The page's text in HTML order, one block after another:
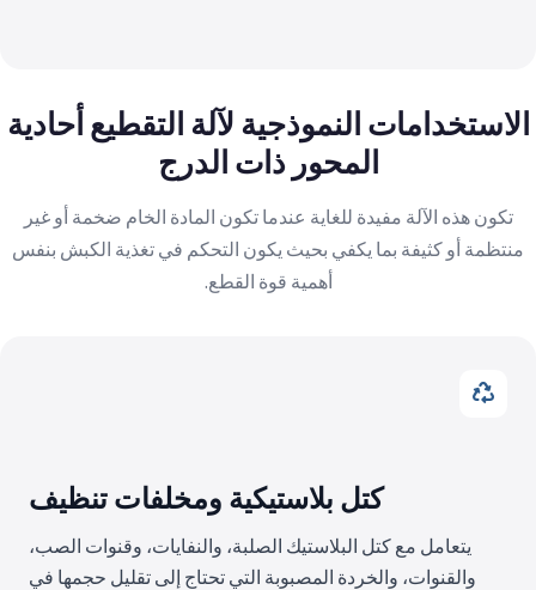
الاستخدامات النموذجية لآلة التقطيع أحادية
المحور ذات الدرج
تكون هذه الآلة مفيدة للغاية عندما تكون المادة الخام ضخمة أو غير
منتظمة أو كثيفة بما يكفي بحيث يكون التحكم في تغذية الكبش بنفس
أهمية قوة القطع.
كتل بلاستيكية ومخلفات تنظيف
يتعامل مع كتل البلاستيك الصلبة، والنفايات، وقنوات الصب،
والقنوات، والخردة المصبوبة التي تحتاج إلى تقليل حجمها في